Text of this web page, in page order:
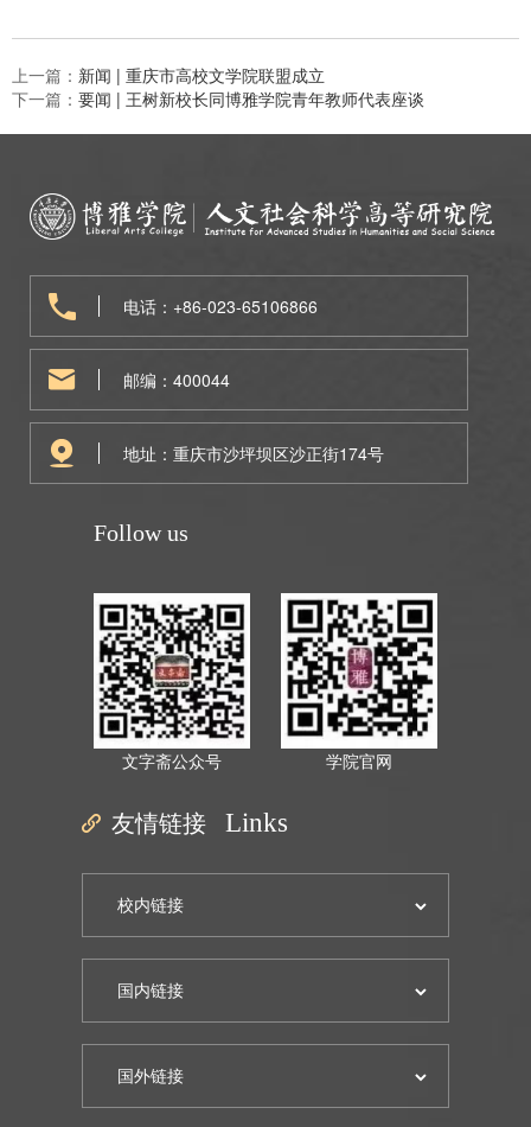
上一篇： 新闻 | 重庆市高校文学院联盟成立
下一篇： 要闻 | 王树新校长同博雅学院青年教师代表座谈
电话：+86-023-65106866
邮编：400044
地址：重庆市沙坪坝区沙正街174号
Follow us
文字斋公众号 学院官网
友情链接 Links